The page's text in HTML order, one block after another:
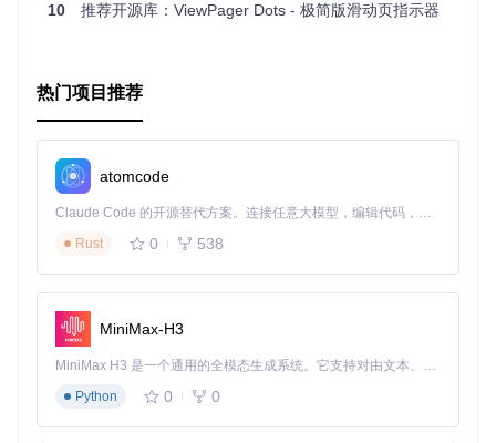
10 推荐开源库：ViewPager Dots - 极简版滑动页指示器
热门项目推荐
atomcode
Claude Code 的开源替代方案。连接任意大模型，编辑代码，运行命令，自动验证 — 全自动执行。用 Rust 构建，极致性能。 ｜ An open-source alternative to Claude Code. Connect any LLM, edit code, run commands, and verify changes — autonomously. Built in Rust for speed. Get Started
Rust
0 538
MiniMax-H3
MiniMax H3 是一个通用的全模态生成系统。它支持对由文本、图像、视频和音频组成的多模态上下文进行统一理解，并能生成分辨率高达 2K、时长可达 15 秒的带原生立体声音频的视频。得益于面向任务泛化的系统设计，H3 在预训练阶段就已具备广泛的多模态上下文理解与生成能力，能够出色地执行复杂的多模态指令。
Python
0 0